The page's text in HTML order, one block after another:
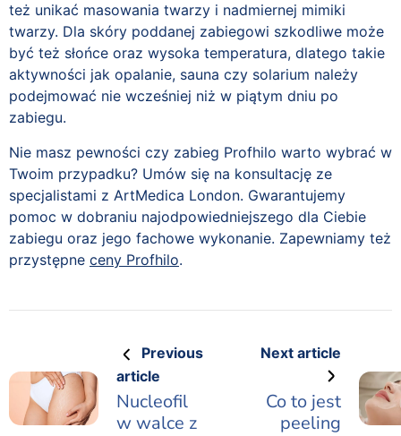
też unikać masowania twarzy i nadmiernej mimiki
twarzy. Dla skóry poddanej zabiegowi szkodliwe może
być też słońce oraz wysoka temperatura, dlatego takie
aktywności jak opalanie, sauna czy solarium należy
podejmować nie wcześniej niż w piątym dniu po
zabiegu.
Nie masz pewności czy zabieg Profhilo warto wybrać w
Twoim przypadku? Umów się na konsultację ze
specjalistami z ArtMedica London. Gwarantujemy
pomoc w dobraniu najodpowiedniejszego dla Ciebie
zabiegu oraz jego fachowe wykonanie. Zapewniamy też
przystępne ceny Profhilo.
Previous
article
Nucleofil
w walce z
Next article
Co to jest
peeling